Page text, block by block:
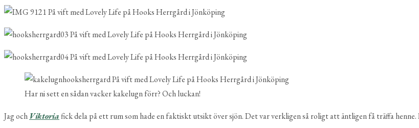
Har ni sett en sådan vacker kakelugn förr? Och luckan!
Jag och Viktoriafick dela på ett rum som hade en faktiskt utsikt över sjön. Det var verkligen så roligt att äntligen få träffa